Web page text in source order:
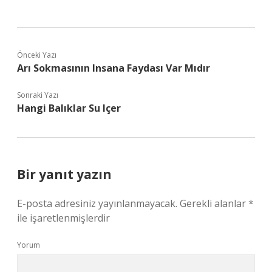
Önceki Yazı
Arı Sokmasının Insana Faydası Var Mıdır
Sonraki Yazı
Hangi Balıklar Su Içer
Bir yanıt yazın
E-posta adresiniz yayınlanmayacak. Gerekli alanlar*
ile işaretlenmişlerdir
Yorum